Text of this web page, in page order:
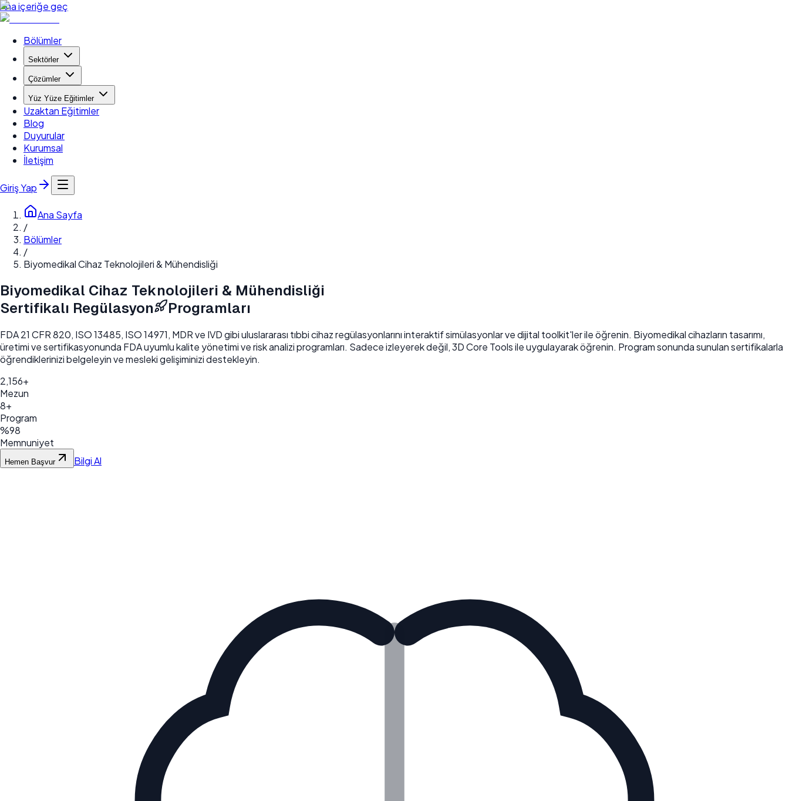
Ana içeriğe geç
Bölümler
Sektörler
Çözümler
Yüz Yüze Eğitimler
Uzaktan Eğitimler
Blog
Duyurular
Kurumsal
İletişim
Giriş Yap
Ana Sayfa
/
Bölümler
/
Biyomedikal Cihaz Teknolojileri & Mühendisliği
Biyomedikal Cihaz Teknolojileri & Mühendisliği
Sertifikalı Regülasyon
Programları
FDA 21 CFR 820, ISO 13485, ISO 14971, MDR ve IVD gibi uluslararası tıbbi cihaz regülasyonlarını interaktif simülasyonlar ve dijital toolkit'ler ile öğrenin. Biyomedikal cihazların tasarımı,
üretimi ve sertifikasyonunda FDA uyumlu kalite yönetimi ve risk analizi programları. Sadece izleyerek değil, 3D Core Tools ile uygulayarak öğrenin. Program sonunda sunulan sertifikalarla
öğrendiklerinizi belgeleyin ve mesleki gelişiminizi destekleyin.
2,156+
Mezun
8+
Program
%98
Memnuniyet
Hemen Başvur Bilgi Al